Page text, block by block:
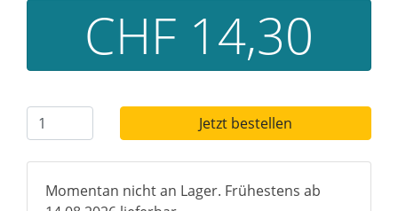
CHF 14,30
Jetzt bestellen
Momentan nicht an Lager. Frühestens ab